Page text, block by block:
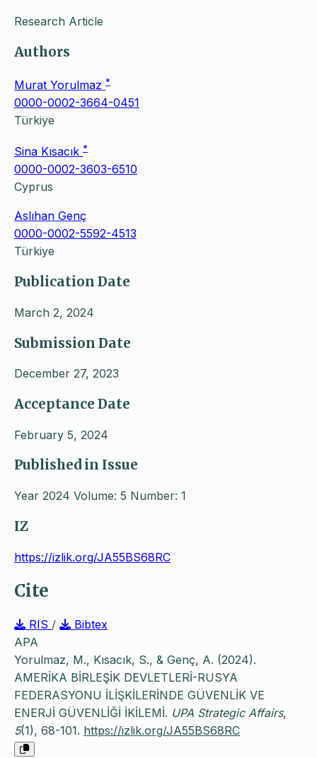
Research Article
Authors
Murat Yorulmaz *
0000-0002-3664-0451
Türkiye
Sina Kısacık *
0000-0002-3603-6510
Cyprus
Aslıhan Genç
0000-0002-5592-4513
Türkiye
Publication Date
March 2, 2024
Submission Date
December 27, 2023
Acceptance Date
February 5, 2024
Published in Issue
Year 2024 Volume: 5 Number: 1
IZ
https://izlik.org/JA55BS68RC
Cite
RIS /
Bibtex
APA
Yorulmaz, M., Kısacık, S., & Genç, A. (2024).
AMERİKA BİRLEŞİK DEVLETLERİ-RUSYA
FEDERASYONU İLİŞKİLERİNDE GÜVENLİK VE
ENERJİ GÜVENLİĞİ İKİLEMİ. UPA Strategic Affairs,
5(1), 68-101. https://izlik.org/JA55BS68RC